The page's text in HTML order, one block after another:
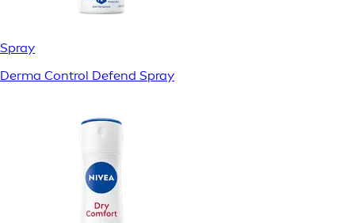
Spray
Derma Control Defend Spray